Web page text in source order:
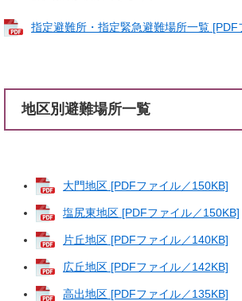
指定避難所・指定緊急避難場所一覧 [PDF
地区別避難場所一覧
大門地区 [PDFファイル／150KB]
塩尻東地区 [PDFファイル／150KB]
片丘地区 [PDFファイル／140KB]
広丘地区 [PDFファイル／142KB]
高出地区 [PDFファイル／135KB]